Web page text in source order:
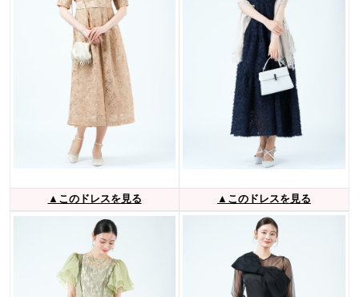
▲このドレスを見る ▲このドレスを見る